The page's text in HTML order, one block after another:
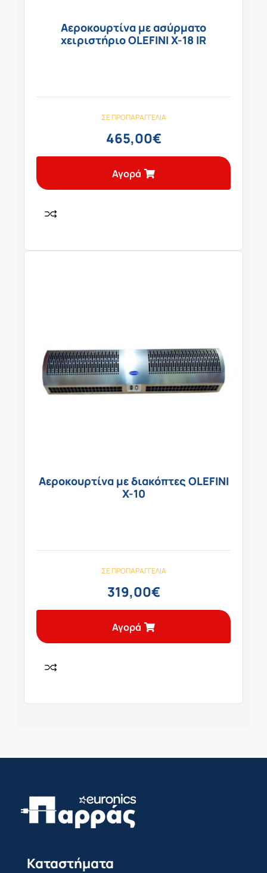
Αεροκουρτίνα με ασύρματο
χειριστήριο OLEFINI X-18 IR
ΣΕ ΠΡΟΠΑΡΑΓΓΕΛΊΑ
465,00€
Αγορά
Αεροκουρτίνα με διακόπτες OLEFINI
Χ-10
ΣΕ ΠΡΟΠΑΡΑΓΓΕΛΊΑ
319,00€
Αγορά
Καταστήματα